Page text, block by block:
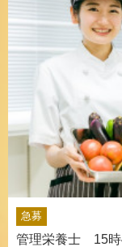
急募
管理栄養士 15